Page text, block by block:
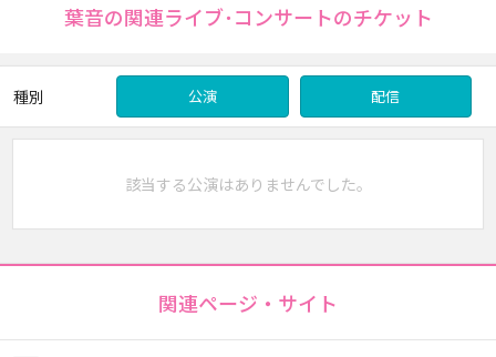
葉音の関連ライブ･コンサートのチケット
種別 公演 配信
該当する公演はありませんでした。
関連ページ・サイト